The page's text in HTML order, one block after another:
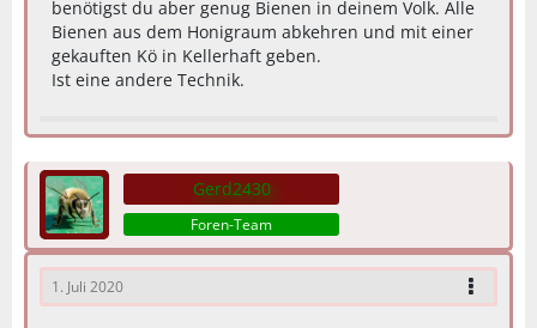
benötigst du aber genug Bienen in deinem Volk. Alle
Bienen aus dem Honigraum abkehren und mit einer
gekauften Kö in Kellerhaft geben.
Ist eine andere Technik.
Gerd2430
Foren-Team
1. Juli 2020